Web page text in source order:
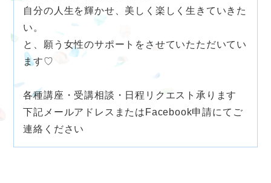
自分の人生を輝かせ、美しく楽しく生きていきた
い。
と、願う女性のサポートをさせていたただいてい
ます♡
各種講座・受講相談・日程リクエスト承ります
下記メールアドレスまたはFacebook申請にてご
連絡ください